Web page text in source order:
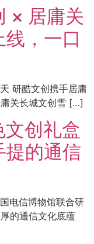
× 居庸关
，一口
研酷文创携手居庸
庸关长城文创雪 […]
创礼盒
提的通信
电信博物馆联合研
的通信文化底蕴